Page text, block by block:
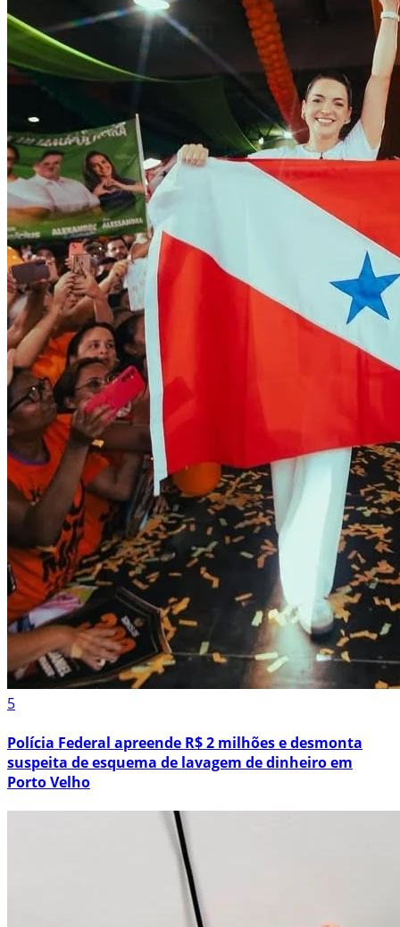
5
Polícia Federal apreende R$ 2 milhões e desmonta
suspeita de esquema de lavagem de dinheiro em
Porto Velho